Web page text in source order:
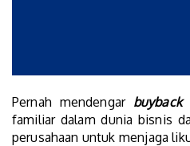
Pernah mendengar buyback
familiar dalam dunia bisnis
perusahaan untuk menjaga